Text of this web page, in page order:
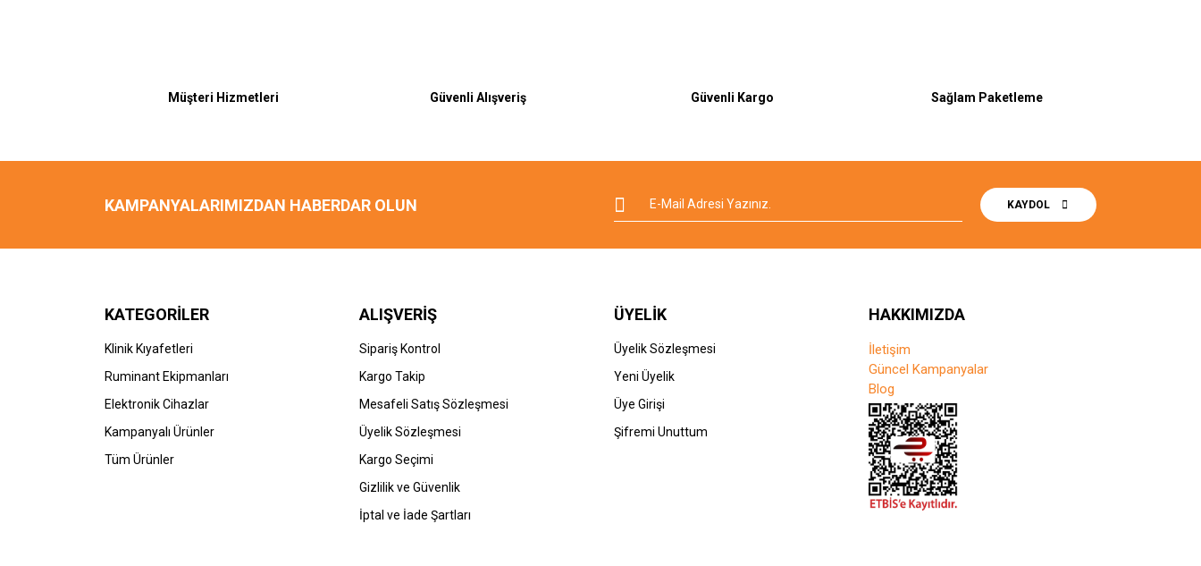
Müşteri Hizmetleri Güvenli Alışveriş Güvenli Kargo Sağlam Paketleme
KAMPANYALARIMIZDAN HABERDAR OLUN KAYDOL
KATEGORİLER
Klinik Kıyafetleri
Ruminant Ekipmanları
Elektronik Cihazlar
Kampanyalı Ürünler
Tüm Ürünler
ALIŞVERİŞ
Sipariş Kontrol
Kargo Takip
Mesafeli Satış Sözleşmesi
Üyelik Sözleşmesi
Kargo Seçimi
Gizlilik ve Güvenlik
İptal ve İade Şartları
ÜYELİK
Üyelik Sözleşmesi
Yeni Üyelik
Üye Girişi
Şifremi Unuttum
HAKKIMIZDA
İletişim
Güncel Kampanyalar
Blog